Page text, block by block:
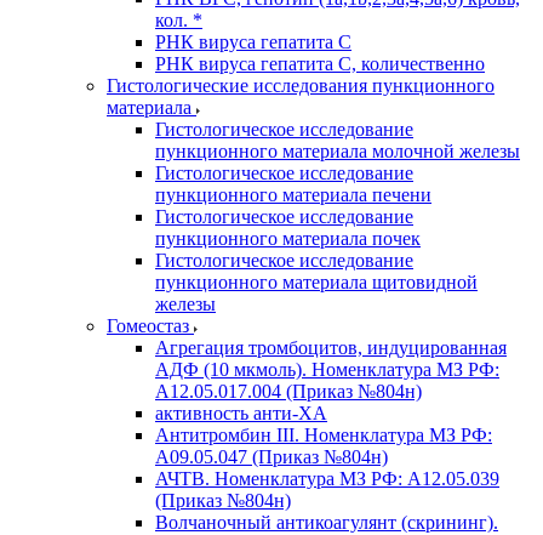
кол. *
РНК вируса гепатита C
РНК вируса гепатита C, количественно
Гистологические исследования пункционного
материала
Гистологическое исследование
пункционного материала молочной железы
Гистологическое исследование
пункционного материала печени
Гистологическое исследование
пункционного материала почек
Гистологическое исследование
пункционного материала щитовидной
железы
Гомеостаз
Агрегация тромбоцитов, индуцированная
АДФ (10 мкмоль). Номенклатура МЗ РФ:
A12.05.017.004 (Приказ №804н)
активность анти-ХА
Антитромбин III. Номенклатура МЗ РФ:
A09.05.047 (Приказ №804н)
АЧТВ. Номенклатура МЗ РФ: A12.05.039
(Приказ №804н)
Волчаночный антикоагулянт (скрининг).